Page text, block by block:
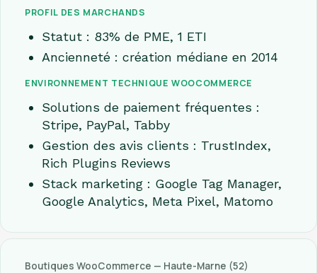
PROFIL DES MARCHANDS
Statut : 83% de PME, 1 ETI
Ancienneté : création médiane en 2014
ENVIRONNEMENT TECHNIQUE WOOCOMMERCE
Solutions de paiement fréquentes :
Stripe, PayPal, Tabby
Gestion des avis clients : TrustIndex,
Rich Plugins Reviews
Stack marketing : Google Tag Manager,
Google Analytics, Meta Pixel, Matomo
Boutiques WooCommerce — Haute-Marne (52)